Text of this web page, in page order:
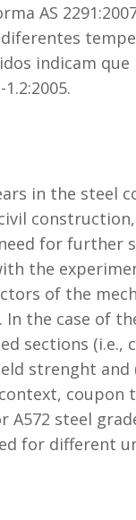
AS
indicam
in the
for further
the
of the
the case of
sections (i.e.,
strenght
A572 steel
for different